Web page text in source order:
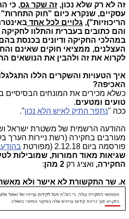
זה לא רק שלא נכון, זה שקר גס, כי
עסקיים, שנקרא כיום "חוק התחרות"
הריכוזיות"), גלויים לכל אחד
והם כתובים בעברית והתלוו
במהלכי החקיקה ודיונים בכנסת
העצלנים, ממציאי חוקים שאינם
לקרוא את זה ולהבין את הנושאים
איך הטעויות והשקרים הללו
האכיפה?
כשלא מכירים את המונחים הבסיסיים
טועים ומטעים.
ככה "נתפר התיק לאיש הלא נכון".
ההודעה הרשמית של משטרת ישראל
מעורבים בחקירה (רשת ניירות הערך
פורסמה ביום 2.12.18 (מפורטת
שגיאות מאוד חמורות, שמובילות
החקירה, ואציג רק 2 מהן :
א. שר התקשורת לא אישר ולא מאשר